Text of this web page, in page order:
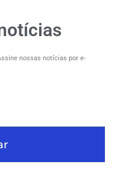
nossas notícias por e-